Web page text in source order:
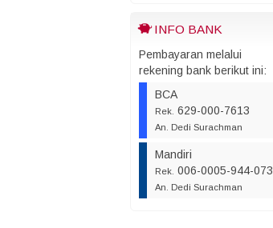
INFO BANK
Pembayaran melalui
rekening bank berikut ini:
BCA
Rek. 629-000-7613
An. Dedi Surachman
Mandiri
Rek. 006-0005-944-073
An. Dedi Surachman